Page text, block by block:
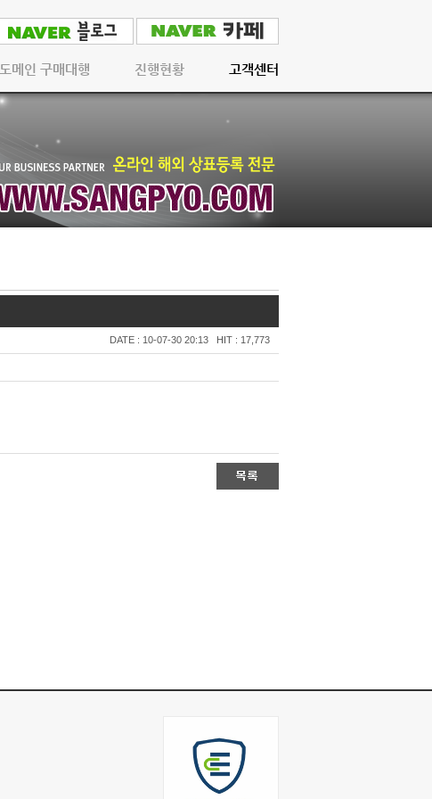
도메인 구매대행 진행현황 고객센터
DATE : 10-07-30 20:13 HIT : 17,773